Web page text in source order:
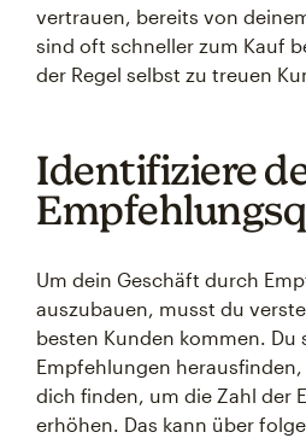
vertrauen, bereits von
sind oft schneller zum Kauf
der Regel selbst zu treuen
Identifiziere
Um dein Geschäft durch
auszubauen, musst du
besten Kunden kommen. Du
Empfehlungen
dich finden, um die Zahl der
erhöhen. Das kann über